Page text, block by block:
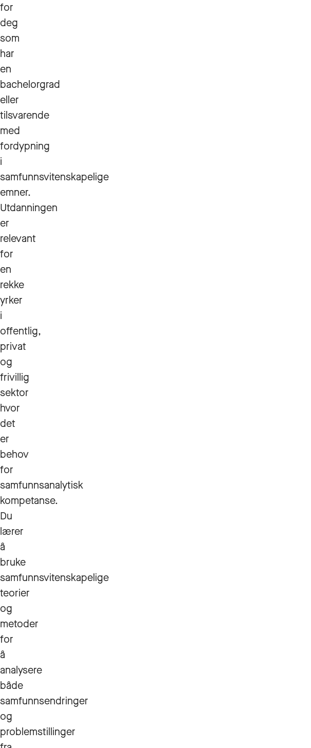
for
deg
som
har
en
bachelorgrad
eller
tilsvarende
med
fordypning
i
samfunnsvitenskapelige
emner.
Utdanningen
er
relevant
for
en
rekke
yrker
i
offentlig,
privat
og
frivillig
sektor
hvor
det
er
behov
for
samfunnsanalytisk
kompetanse.
Du
lærer
å
bruke
samfunnsvitenskapelige
teorier
og
metoder
for
å
analysere
både
samfunnsendringer
og
problemstillinger